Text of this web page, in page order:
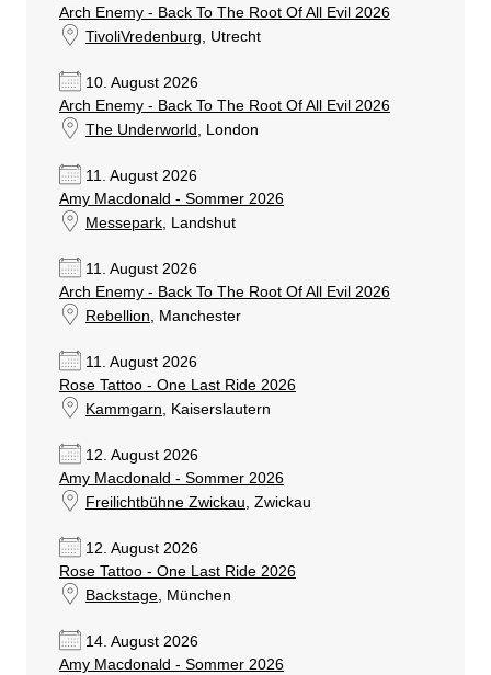
Arch Enemy - Back To The Root Of All Evil 2026
TivoliVredenburg, Utrecht
10. August 2026
Arch Enemy - Back To The Root Of All Evil 2026
The Underworld , London
11. August 2026
Amy Macdonald - Sommer 2026
Messepark, Landshut
11. August 2026
Arch Enemy - Back To The Root Of All Evil 2026
Rebellion, Manchester
11. August 2026
Rose Tattoo - One Last Ride 2026
Kammgarn, Kaiserslautern
12. August 2026
Amy Macdonald - Sommer 2026
Freilichtbühne Zwickau, Zwickau
12. August 2026
Rose Tattoo - One Last Ride 2026
Backstage, München
14. August 2026
Amy Macdonald - Sommer 2026